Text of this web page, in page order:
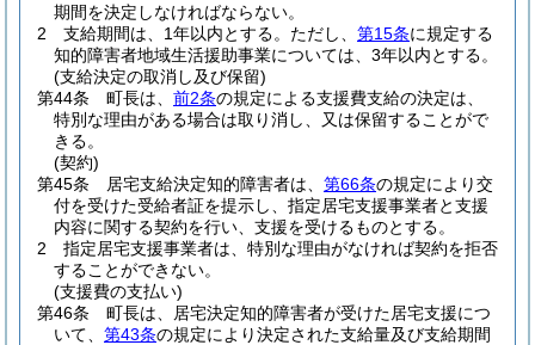
期間を決定しなければならない。
2
支給期間は、1年以内とする。 ただし、 第15条に規定する
知的障害者地域生活援助事業については、3年以内とする。
(支給決定の取消し及び保留)
第44条
町長は、 前2条の規定による支援費支給の決定は、
特別な理由がある場合は取り消し、又は保留することがで
きる。
(契約)
第45条
居宅支給決定知的障害者は、 第66条の規定により交
付を受けた受給者証を提示し、指定居宅支援事業者と支援
内容に関する契約を行い、支援を受けるものとする。
2
指定居宅支援事業者は、特別な理由がなければ契約を拒否
することができない。
(支援費の支払い)
第46条
町長は、居宅決定知的障害者が受けた居宅支援につ
いて、 第43条の規定により決定された支給量及び支給期間